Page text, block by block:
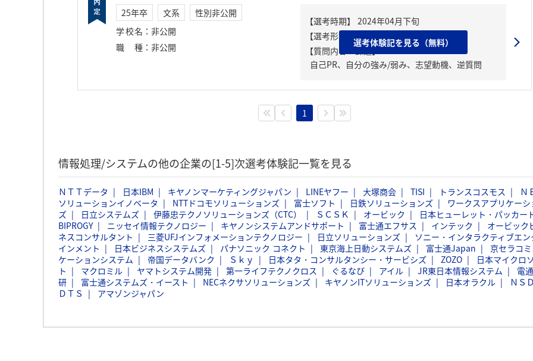
25年卒 文系
性別非公開
学校名 ： 非公開
職種 ： 非公開
【質問内容・課題】
自己PR、自分の強み/弱み、志望動機、逆質問
選考体験記を見る（無料）
1
情報処理/システムの他の企業の[1-5]次選考体験記一覧を見る
ＮＴＴデータ 日本IBM キヤノンマーケティングジャパン LINEヤフー 大塚商会 TISI トランスコスモス
Ｎ
ソリューションイノベータ
NTTドコモソリューションズ 富士ソフト 日鉄ソリューションズ
ワークスアプリケーシ
ズ
日立システムズ 伊藤忠テクノソリューションズ（CTC） ＳＣＳＫ オービック
日本ヒューレット・パッカー
BIPROGY
ニッセイ情報テクノロジー キヤノンシステムアンドサポート 富士通エフサス インテック
オービック
ネスコンサルタント
三菱UFJインフォメーションテクノロジー 日立ソリューションズ
ソニー・インタラクティブエン
インメント
日本ビジネスシステムズ パナソニック コネクト 東京海上日動システムズ 富士通Japan
京セラコ
ケーションシステム
帝国データバンク Ｓｋｙ 日本タタ・コンサルタンシー・サービシズ ZOZO
日本マイクロ
ト
マクロミル ヤマトシステム開発 第一ライフテクノクロス ぐるなび アイル JR東日本情報システム
電
研
富士通システムズ・イースト NECネクサソリューションズ キヤノンITソリューションズ 日本オラクル
ＮＳＤ
ＤＴＳ
アマゾンジャパン